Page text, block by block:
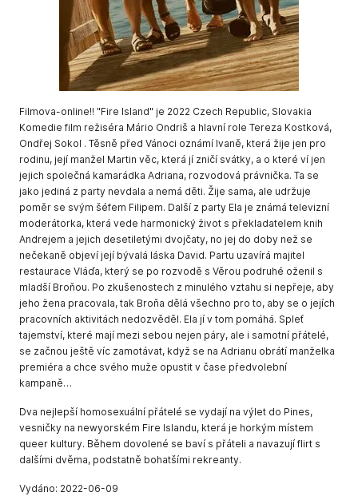
Filmova-online!! "Fire Island" je 2022 Czech Republic, Slovakia
Komedie film režiséra Mário Ondriš a hlavní role Tereza Kostková,
Ondřej Sokol . Těsně před Vánoci oznámí Ivaně, která žije jen pro
rodinu, její manžel Martin věc, která jí zničí svátky, a o které ví jen
jejich společná kamarádka Adriana, rozvodová právnička. Ta se
jako jediná z party nevdala a nemá děti. Žije sama, ale udržuje
poměr se svým šéfem Filipem. Další z party Ela je známá televizní
moderátorka, která vede harmonický život s překladatelem knih
Andrejem a jejich desetiletými dvojčaty, no jej do doby než se
nečekaně objeví její bývalá láska David. Partu uzavírá majitel
restaurace Vláďa, který se po rozvodě s Věrou podruhé oženil s
mladší Broňou. Po zkušenostech z minulého vztahu si nepřeje, aby
jeho žena pracovala, tak Broňa dělá všechno pro to, aby se o jejích
pracovních aktivitách nedozvěděl. Ela jí v tom pomáhá. Spleť
tajemství, které mají mezi sebou nejen páry, ale i samotní přátelé,
se začnou ještě víc zamotávat, když se na Adrianu obrátí manželka
premiéra a chce svého muže opustit v čase předvolební
kampaně…
Dva nejlepší homosexuální přátelé se vydají na výlet do Pines,
vesničky na newyorském Fire Islandu, která je horkým místem
queer kultury. Během dovolené se baví s přáteli a navazují flirt s
dalšími dvěma, podstatně bohatšími rekreanty.
Vydáno: 2022-06-09